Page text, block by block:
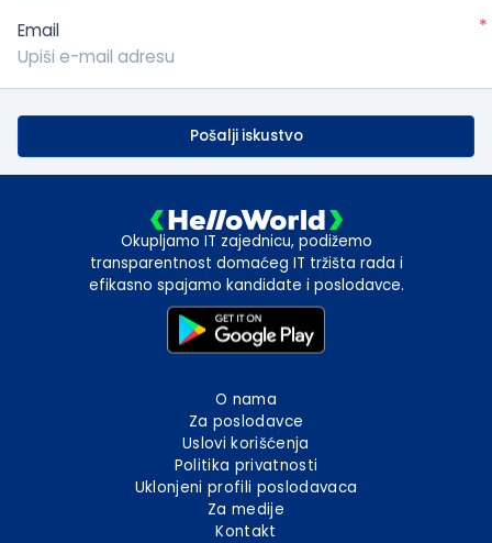
Email *
Pošalji iskustvo
Okupljamo IT zajednicu, podižemo
transparentnost domaćeg IT tržišta rada i
efikasno spajamo kandidate i poslodavce.
O nama
Za poslodavce
Uslovi korišćenja
Politika privatnosti
Uklonjeni profili poslodavaca
Za medije
Kontakt